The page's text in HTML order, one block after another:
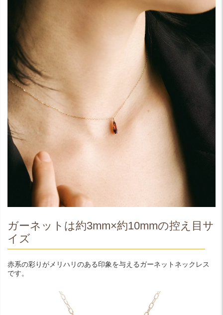
ガーネットは約3mm×約10mmの控え目サ
イズ
赤系の彩りがメリハリのある印象を与えるガーネットネックレス
です。